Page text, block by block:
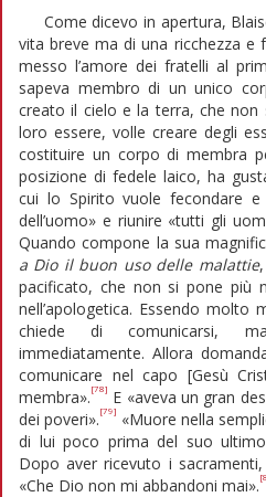
Come dicevo in apertura,
vita breve ma di una ricchezza e
messo l’amore dei fratelli al
sapeva membro di un unico
creato il cielo e la terra, che
loro essere, volle creare degli
costituire un corpo di membra
posizione di fedele laico, ha
cui lo Spirito vuole fecondare
dell’uomo» e riunire «tutti gli
Quando compone la sua
a Dio il buon uso delle malattie
pacificato, che non si pone più
nell’apologetica. Essendo
chiede di comunicarsi,
immediatamente. Allora
comunicare nel capo [Gesù
membra». [78] E «aveva un gran
dei poveri». [79] «Muore nella
di lui poco prima del suo
Dopo aver ricevuto i
«Che Dio non mi abbandoni mai».